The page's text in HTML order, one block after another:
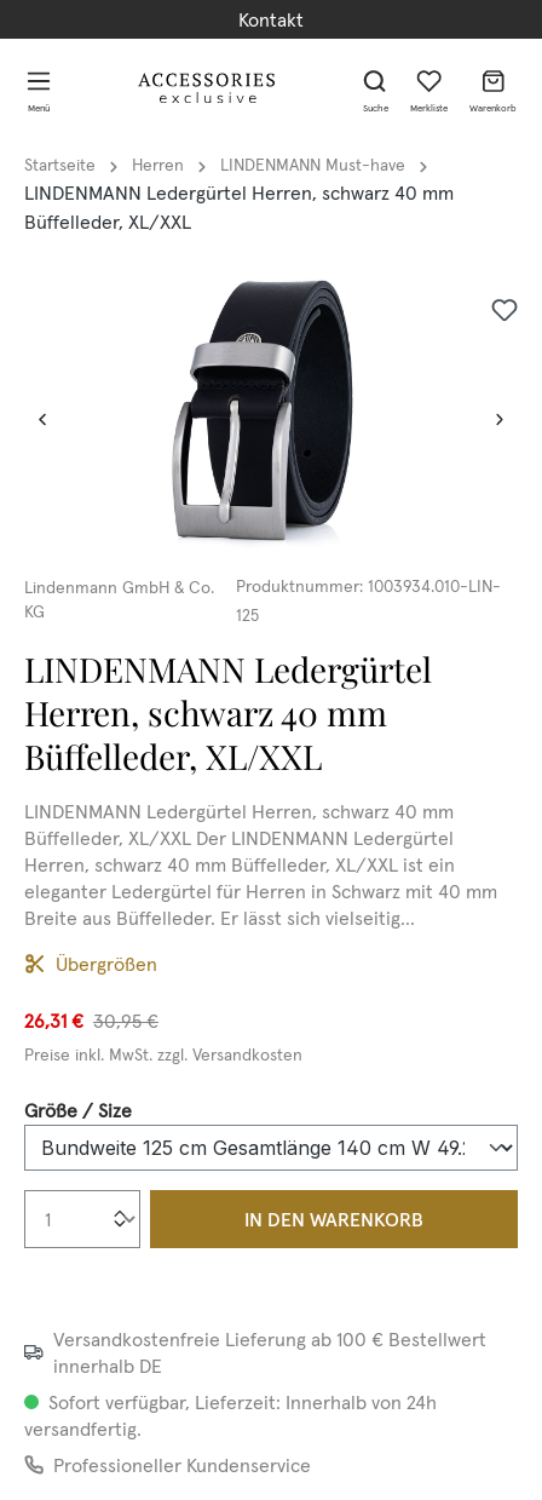
Kontakt
Menü Suche Merkliste Warenkorb
Startseite Herren LINDENMANN Must-have
LINDENMANN Ledergürtel Herren, schwarz 40 mm
Büffelleder, XL/XXL
Lindenmann GmbH & Co.
KG
Produktnummer: 1003934.010-LIN-
125
LINDENMANN Ledergürtel
Herren, schwarz 40 mm
Büffelleder, XL/XXL
LINDENMANN Ledergürtel Herren, schwarz 40 mm
Büffelleder, XL/XXL Der LINDENMANN Ledergürtel
Herren, schwarz 40 mm Büffelleder, XL/XXL ist ein
eleganter Ledergürtel für Herren in Schwarz mit 40 mm
Breite aus Büffelleder. Er lässt sich vielseitig...
Übergrößen
26,31 € 30,95 €
Preise inkl. MwSt. zzgl. Versandkosten
Größe / Sizeauswählen
Produkt Anzahl: Gib den
IN DEN WARENKORB
Versandkostenfreie Lieferung ab 100 € Bestellwert
innerhalb DE
Sofort verfügbar, Lieferzeit: Innerhalb von 24h
versandfertig.
Professioneller Kundenservice